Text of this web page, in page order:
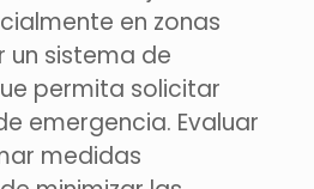
en zonas
un sistema de
permita solicitar
emergencia. Evaluar
medidas